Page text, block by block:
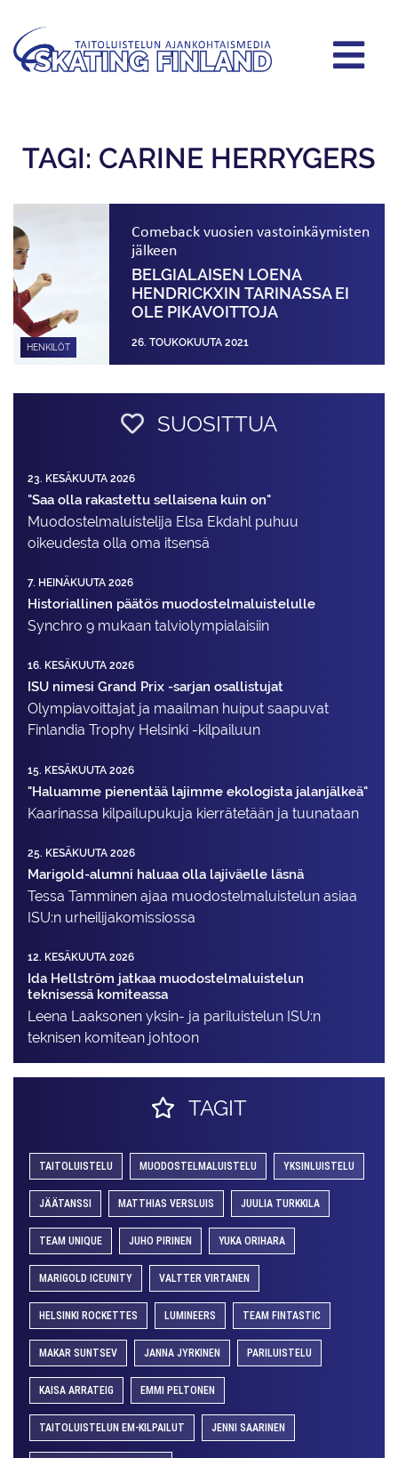
TAGI: CARINE HERRYGERS
HENKILÖT
Comeback vuosien vastoinkäymisten
jälkeen
BELGIALAISEN LOENA
HENDRICKXIN TARINASSA EI
OLE PIKAVOITTOJA
26. TOUKOKUUTA 2021
SUOSITTUA
23. KESÄKUUTA 2026
"Saa olla rakastettu sellaisena kuin on"
Muodostelma­luistelija Elsa Ekdahl puhuu
oikeudesta olla oma itsensä
7. HEINÄKUUTA 2026
Historiallinen päätös muodostelmaluistelulle
Synchro 9 mukaan talviolympialaisiin
16. KESÄKUUTA 2026
ISU nimesi Grand Prix -sarjan osallistujat
Olympiavoittajat ja maailman huiput saapuvat
Finlandia Trophy Helsinki -kilpailuun
15. KESÄKUUTA 2026
"Haluamme pienentää lajimme ekologista jalanjälkeä"
Kaarinassa kilpailupukuja kierrätetään ja tuunataan
25. KESÄKUUTA 2026
Marigold-alumni haluaa olla lajiväelle läsnä
Tessa Tamminen ajaa muodostelma­luistelun asiaa
ISU:n urheilija­komissiossa
12. KESÄKUUTA 2026
Ida Hellström jatkaa muodostelmaluistelun
teknisessä komiteassa
Leena Laaksonen yksin- ja pariluistelun ISU:n
teknisen komitean johtoon
TAGIT
TAITOLUISTELU MUODOSTELMALUISTELU YKSINLUISTELU
JÄÄTANSSI MATTHIAS VERSLUIS JUULIA TURKKILA
TEAM UNIQUE JUHO PIRINEN YUKA ORIHARA
MARIGOLD ICEUNITY VALTTER VIRTANEN
HELSINKI ROCKETTES LUMINEERS TEAM FINTASTIC
MAKAR SUNTSEV JANNA JYRKINEN PARILUISTELU
KAISA ARRATEIG EMMI PELTONEN
TAITOLUISTELUN EM-KILPAILUT JENNI SAARINEN